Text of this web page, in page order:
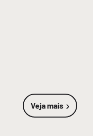
Veja mais
sobre Vida